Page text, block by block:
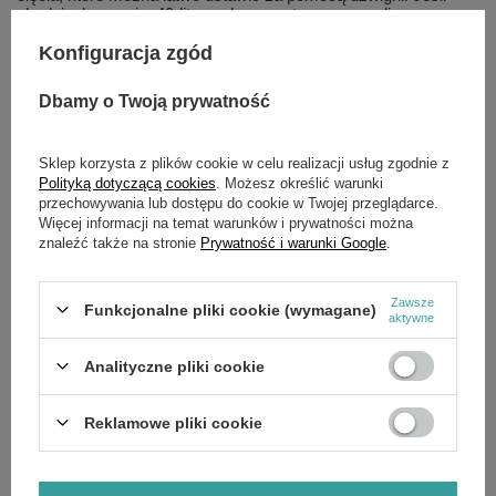
chodzi o koszenie, 40-litrowy kosz na trawę pozwoli
kierownica składa się całkowicie, oszczędzając miejsce do
przechowywania.
Ergonomiczna kierownica
Essential seria 100
Hybrydowy kosz na trawę
Podwójna ładowarka w zestawie
Akumulator 2x4Ah w zestawie
Wyposażona w dwa akumulatory E-Power 20V 4Ah ta
jest prosta i bezpieczna w obsłudze.
Po prostu przekręć pokrętła, aby wyregulować kierownicę
Szybkie zamki umożliwiają całkowite złożenie kierownicy
Pojemnik na trawę o pojemności 40 litrów przechowuje
więcej skoszonej trawy
Dla łatwiejszej konserwacji i dłuższej żywotności. Silnik o
szczotkowy.
Konfiguracja zgód
Dbamy o Twoją prywatność
Sklep korzysta z plików cookie w celu realizacji usług zgodnie z
Polityką dotyczącą cookies . Możesz określić warunki
przechowywania lub dostępu do cookie w Twojej przeglądarce.
Więcej informacji na temat warunków i prywatności można
znaleźć także na stronie Prywatność i warunki Google
Funkcjonalne pliki cookie (wymagane)
Zawsze
aktywne
Analityczne pliki cookie
Reklamowe pliki cookie